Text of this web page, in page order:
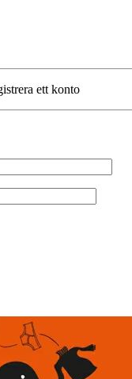
ett konto